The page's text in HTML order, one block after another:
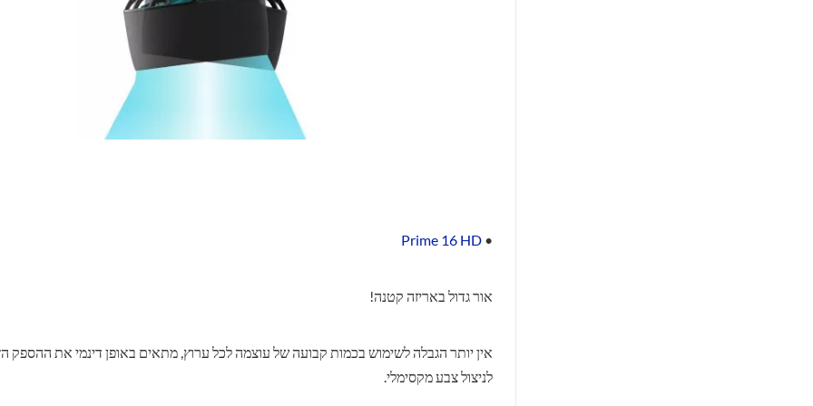
•
Prime 16 HD
אור גדול באריזה קטנה!
אין יותר הגבלה לשימוש בכמות קבועה של עוצמה לכל ערוץ, מתאים באופן דינמי את ההספק
לניצול צבע מקסימלי.